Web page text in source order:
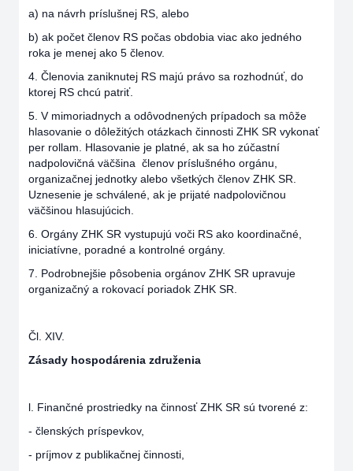
a) na návrh príslušnej RS, alebo
b) ak počet členov RS počas obdobia viac ako jedného
roka je menej ako 5 členov.
4. Členovia zaniknutej RS majú právo sa rozhodnúť, do
ktorej RS chcú patriť.
5. V mimoriadnych a odôvodnených prípadoch sa môže
hlasovanie o dôležitých otázkach činnosti ZHK SR vykonať
per rollam. Hlasovanie je platné, ak sa ho zúčastní
nadpolovičná väčšina členov príslušného orgánu,
organizačnej jednotky alebo všetkých členov ZHK SR.
Uznesenie je schválené, ak je prijaté nadpolovičnou
väčšinou hlasujúcich.
6. Orgány ZHK SR vystupujú voči RS ako koordinačné,
iniciatívne, poradné a kontrolné orgány.
7. Podrobnejšie pôsobenia orgánov ZHK SR upravuje
organizačný a rokovací poriadok ZHK SR.
Čl. XIV.
Zásady hospodárenia združenia
l. Finančné prostriedky na činnosť ZHK SR sú tvorené z:
- členských príspevkov,
- príjmov z publikačnej činnosti,